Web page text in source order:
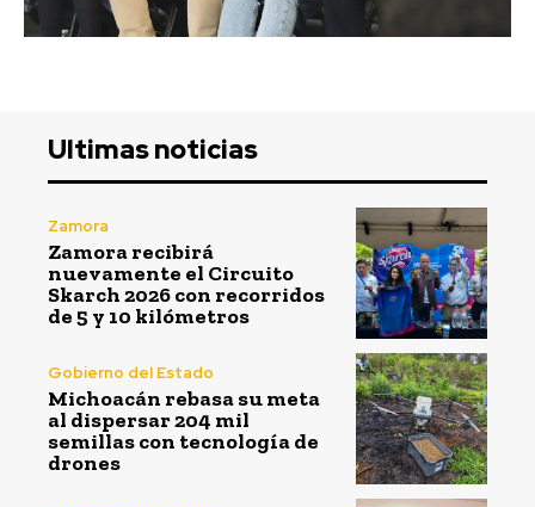
Ultimas noticias
Zamora
Zamora recibirá
nuevamente el Circuito
Skarch 2026 con recorridos
de 5 y 10 kilómetros
Gobierno del Estado
Michoacán rebasa su meta
al dispersar 204 mil
semillas con tecnología de
drones